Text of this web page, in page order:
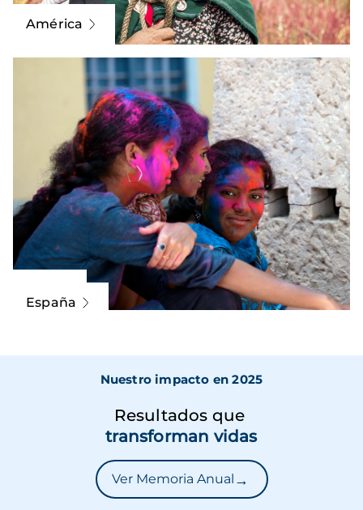
América
España
Nuestro impacto en 2025
Resultados que
transforman vidas
Ver Memoria Anual →